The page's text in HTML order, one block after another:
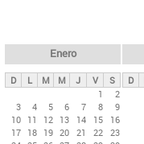
ds
p
Enero
D L M M J V
S
1
2
3
4 5 6 7 8
9
10 11 12 13 14 15
16
17 18 19 20 21 22 23
D